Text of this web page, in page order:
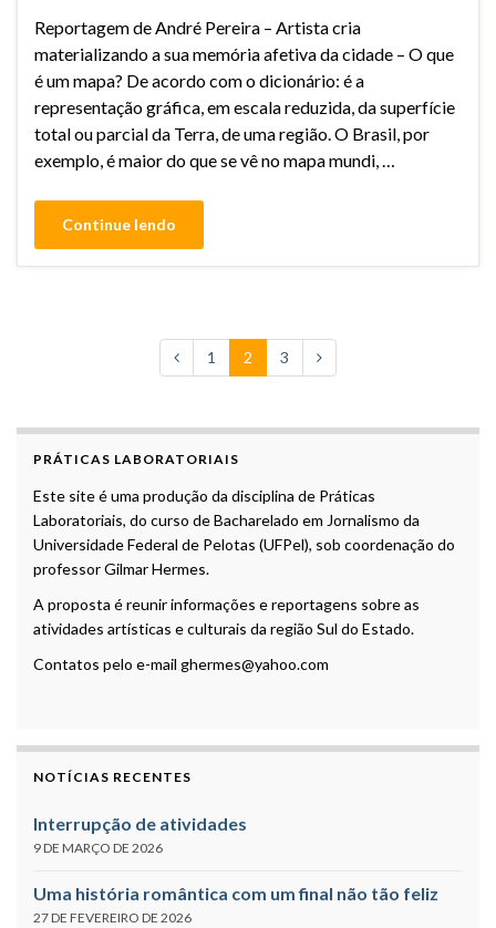
Reportagem de André Pereira – Artista cria
materializando a sua memória afetiva da cidade – O que
é um mapa? De acordo com o dicionário: é a
representação gráfica, em escala reduzida, da superfície
total ou parcial da Terra, de uma região. O Brasil, por
exemplo, é maior do que se vê no mapa mundi, …
Continue lendo
1 2 3
PRÁTICAS LABORATORIAIS
Este site é uma produção da disciplina de Práticas
Laboratoriais, do curso de Bacharelado em Jornalismo da
Universidade Federal de Pelotas (UFPel), sob coordenação do
professor Gilmar Hermes.
A proposta é reunir informações e reportagens sobre as
atividades artísticas e culturais da região Sul do Estado.
Contatos pelo e-mail ghermes@yahoo.com
NOTÍCIAS RECENTES
Interrupção de atividades
9 DE MARÇO DE 2026
Uma história romântica com um final não tão feliz
27 DE FEVEREIRO DE 2026